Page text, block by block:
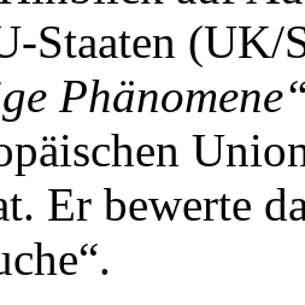
Staaten
Er bewerte